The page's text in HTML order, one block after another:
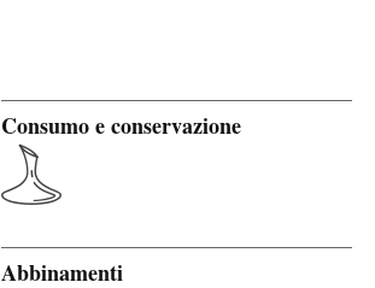
Consumo e conservazione
Abbinamenti